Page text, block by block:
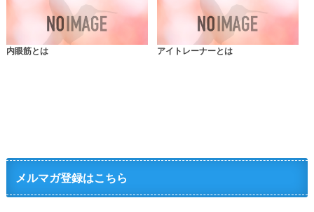
内眼筋とは アイトレーナーとは
メルマガ登録はこちら